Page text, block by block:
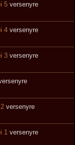
5 versenyre
4 versenyre
3 versenyre
versenyre
1 versenyre